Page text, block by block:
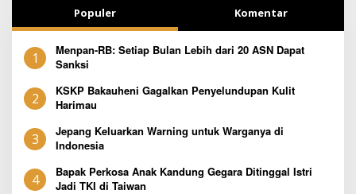
Populer Komentar
1
Menpan-RB: Setiap Bulan Lebih dari 20 ASN Dapat
Sanksi
2
KSKP Bakauheni Gagalkan Penyelundupan Kulit
Harimau
3
Jepang Keluarkan Warning untuk Warganya di
Indonesia
4
Bapak Perkosa Anak Kandung Gegara Ditinggal Istri
Jadi TKI di Taiwan